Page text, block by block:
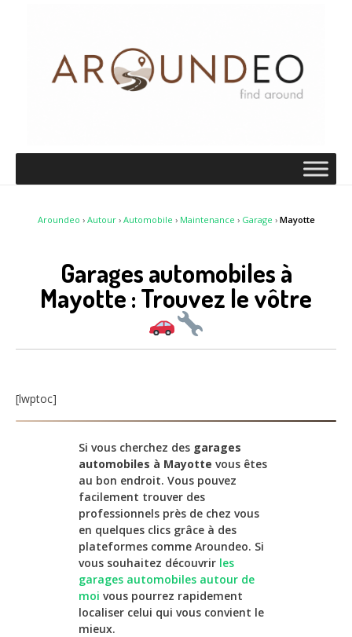
Aroundeo › Autour› Automobile › Maintenance › Garage › Mayotte
Garages automobiles à
Mayotte : Trouvez le vôtre
[lwptoc]
Si vous cherchez des garages
automobiles à Mayotte vous êtes
au bon endroit. Vous pouvez
facilement trouver des
professionnels près de chez vous
en quelques clics grâce à des
plateformes comme Aroundeo. Si
vous souhaitez découvrir les
garages automobiles autour de
moi vous pourrez rapidement
localiser celui qui vous convient le
mieux.